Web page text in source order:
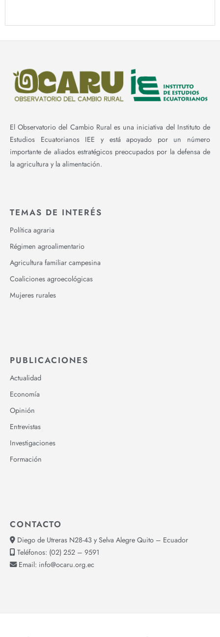
El Observatorio del Cambio Rural es una iniciativa del Instituto de
Estudios Ecuatorianos IEE y está apoyado por un número
importante de aliados estratégicos preocupados por la defensa de
la agricultura y la alimentación.
TEMAS DE INTERÉS
Política agraria
Régimen agroalimentario
Agricultura familiar campesina
Coaliciones agroecológicas
Mujeres rurales
PUBLICACIONES
Actualidad
Economía
Opinión
Entrevistas
Investigaciones
Formación
CONTACTO
Diego de Utreras N28-43 y Selva Alegre Quito – Ecuador
Teléfonos: (02) 252 – 9591
Email: info@ocaru.org.ec